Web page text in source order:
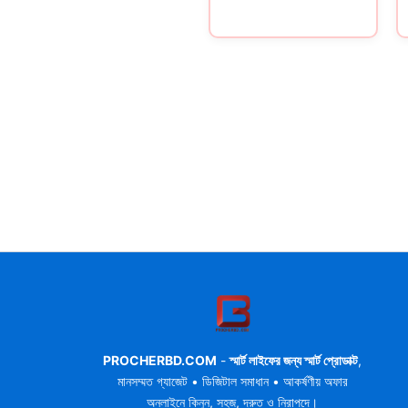
PROCHERBD.COM -স্মার্ট লাইফের জন্য স্মার্ট প্রোডাক্ট,
মানসম্মত গ্যাজেট • ডিজিটাল সমাধান • আকর্ষণীয় অফার
অনলাইনে কিনুন, সহজ, দ্রুত ও নিরাপদে।